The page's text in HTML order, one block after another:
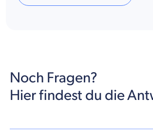
Noch Fragen?
Hier findest du die